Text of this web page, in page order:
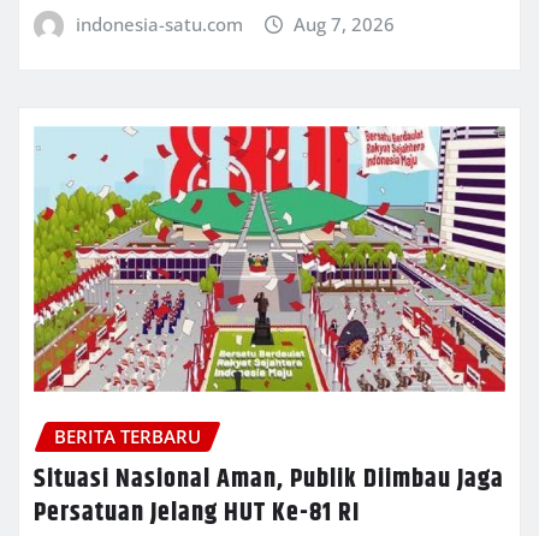
indonesia-satu.com Aug 7, 2026
BERITA TERBARU
Situasi Nasional Aman, Publik Diimbau Jaga
Persatuan Jelang HUT Ke-81 RI